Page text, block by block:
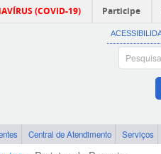
(COVID-19) Participe
Central de Atendimento Serviços